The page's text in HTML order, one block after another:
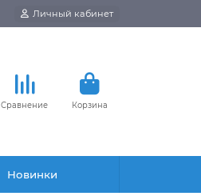
Личный кабинет
Сравнение Корзина
Новинки